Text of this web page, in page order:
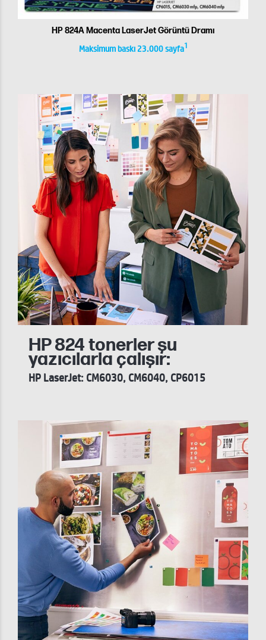
HP 824A Macenta LaserJet Görüntü Dramı
Maksimum baskı 23.000 sayfa1
HP 824 tonerler şu
yazıcılarla çalışır:
HP LaserJet: CM6030, CM6040, CP6015